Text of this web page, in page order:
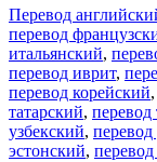
Перевод
перевод
итальянский,
перевод иврит,
перевод корейский,
татарский, перевод
узбекский,
эстонский,